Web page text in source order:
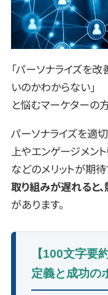
「パーソナライズを
いのかわからない」
と悩むマーケターの
パーソナライズを適
上やエンゲージメン
などのメリットが期待
取り組みが遅れると
があります。
【100文字要
定義と成功の